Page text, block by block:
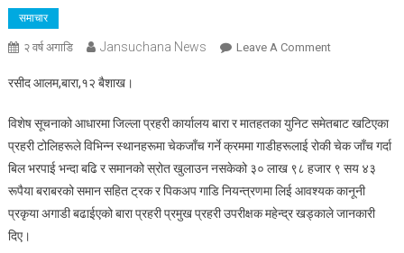
समाचार
२ वर्ष अगाडि Jansuchana News Leave A CommentOn
हजार
बराबरको
अबैध
समान
सहित
रसीद आलम,बारा,१२ बैशाख।
विशेष सूचनाको आधारमा जिल्ला प्रहरी कार्यालय बारा र मातहतका युनिट समेतबाट खटिएका
प्रहरी टोलिहरूले विभिन्न स्थानहरूमा चेकजाँच गर्ने क्रममा गाडीहरूलाई रोकी चेक जाँच गर्दा
बिल भरपाई भन्दा बढि र समानको स्रोत खुलाउन नसकेको ३० लाख ९८ हजार ९ सय ४३
रूपैया बराबरको समान सहित ट्रक र पिकअप गाडि नियन्त्रणमा लिई आवश्यक कानूनी
प्रकृया अगाडी बढाईएको बारा प्रहरी प्रमुख प्रहरी उपरीक्षक महेन्द्र खड्काले जानकारी
दिए।